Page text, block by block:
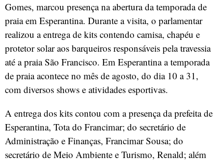
Gomes, marcou presença na abertura da temporada de
praia em Esperantina. Durante a visita, o parlamentar
realizou a entrega de kits contendo camisa, chapéu e
protetor solar aos barqueiros responsáveis pela travessia
até a praia São Francisco. Em Esperantina a temporada
de praia acontece no mês de agosto, do dia 10 a 31,
com diversos shows e atividades esportivas.
A entrega dos kits contou com a presença da prefeita de
Esperantina, Tota do Francimar; do secretário de
Administração e Finanças, Francimar Sousa; do
secretário de Meio Ambiente e Turismo, Renald; além